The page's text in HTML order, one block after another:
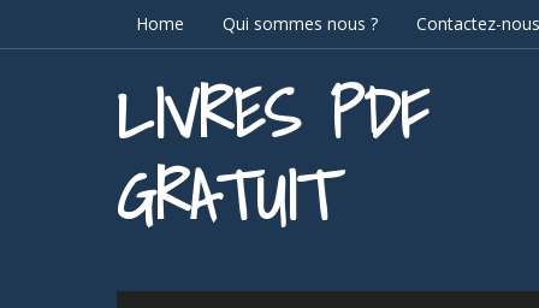
Home Qui sommes nous ? Contactez-nous
LIVRES PDF
GRATUIT